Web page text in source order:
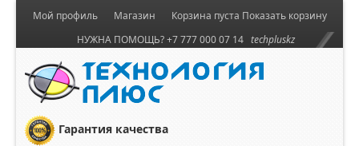
Корзина пуста Показать корзину
Мой профиль
Магазин
НУЖНА ПОМОЩЬ? +7 777 000 07 14 techpluskz
Гарантия качества